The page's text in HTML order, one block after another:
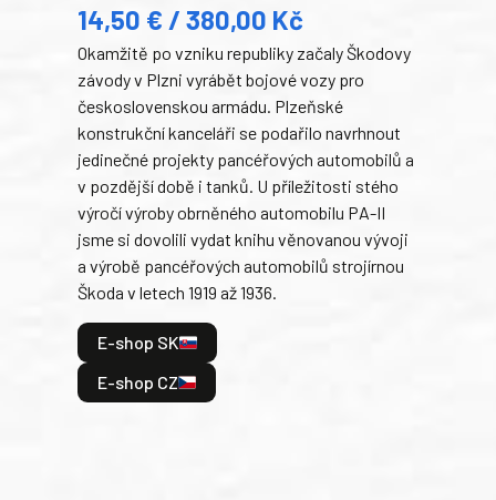
14,50 € / 380,00 Kč
Okamžitě po vzniku republiky začaly Škodovy
závody v Plzni vyrábět bojové vozy pro
československou armádu. Plzeňské
konstrukční kanceláři se podařilo navrhnout
jedinečné projekty pancéřových automobilů a
v pozdější době i tanků. U příležitosti stého
výročí výroby obrněného automobilu PA-II
jsme si dovolili vydat knihu věnovanou vývoji
a výrobě pancéřových automobilů strojírnou
Škoda v letech 1919 až 1936.
E-shop SK
E-shop CZ